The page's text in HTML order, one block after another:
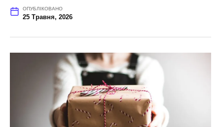
ОПУБЛІКОВАНО
25 Травня, 2026